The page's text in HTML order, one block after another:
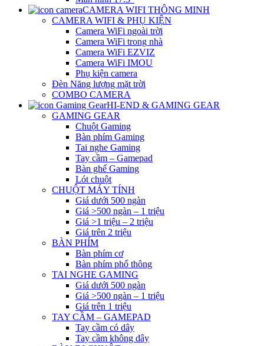
CAMERA WIFI THÔNG MINH
CAMERA WIFI & PHỤ KIỆN
Camera WiFi ngoài trời
Camera WiFi trong nhà
Camera WiFi EZVIZ
Camera WiFi IMOU
Phụ kiện camera
Đèn Năng lượng mặt trời
COMBO CAMERA
HI-END & GAMING GEAR
GAMING GEAR
Chuột Gaming
Bàn phím Gaming
Tai nghe Gaming
Tay cầm – Gamepad
Bàn ghế Gaming
Lót chuột
CHUỘT MÁY TÍNH
Giá dưới 500 ngàn
Giá >500 ngàn – 1 triệu
Giá >1 triệu – 2 triệu
Giá trên 2 triệu
BÀN PHÍM
Bàn phím cơ
Bàn phím phổ thông
TAI NGHE GAMING
Giá dưới 500 ngàn
Giá >500 ngàn – 1 triệu
Giá trên 1 triệu
TAY CẦM – GAMEPAD
Tay cầm có dây
Tay cầm không dây